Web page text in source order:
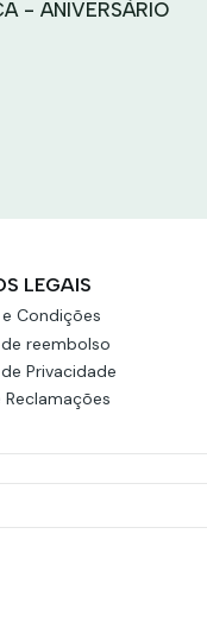
- ANIVERSÀRIO
LEGAIS
Condições
reembolso
Privacidade
Reclamações